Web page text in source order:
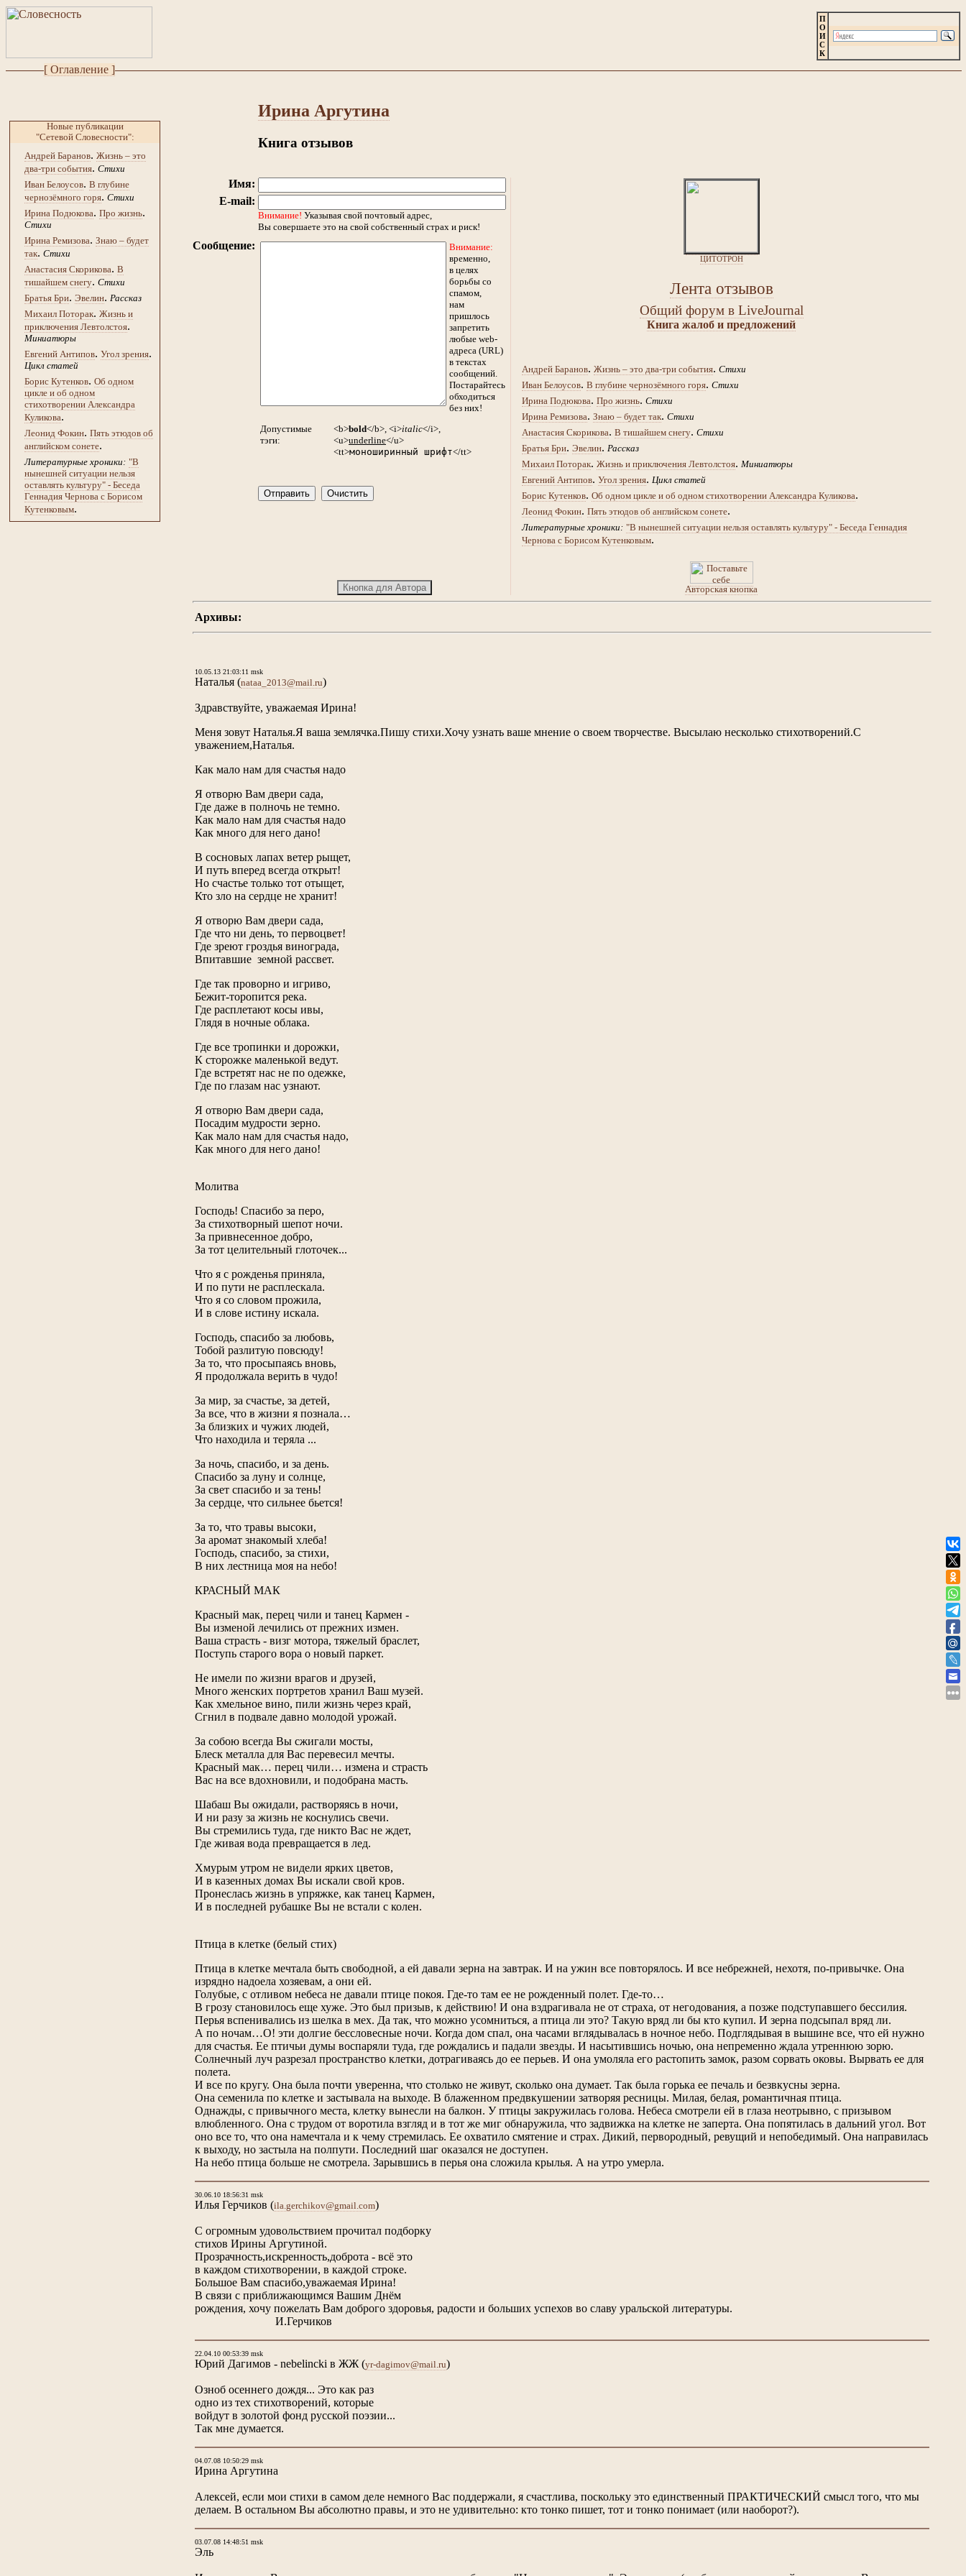
[ Оглавление ]
Новые публикации
"Сетевой Словесности":
Андрей Баранов. Жизнь – это
два-три события. Стихи
Иван Белоусов. В глубине
чернозёмного горя. Стихи
Ирина Подюкова. Про жизнь.
Стихи
Ирина Ремизова. Знаю – будет
так. Стихи
Анастасия Скорикова. В
тишайшем снегу. Стихи
Братья Бри. Эвелин. Рассказ
Михаил Поторак. Жизнь и
приключения Левтолстоя.
Миниатюры
Евгений Антипов. Угол зрения.
Цикл статей
Борис Кутенков. Об одном
цикле и об одном
стихотворении Александра
Куликова.
Леонид Фокин. Пять этюдов об
английском сонете.
Литературные хроники: "В
нынешней ситуации нельзя
оставлять культуру" - Беседа
Геннадия Чернова с Борисом
Кутенковым.
П
О
И
С
К
Ирина Аргутина
Книга отзывов
ЦИТОТРОН
Лента отзывов
Общий форум в LiveJournal
Книга жалоб и предложений
Андрей Баранов. Жизнь – это два-три события. Стихи
Иван Белоусов. В глубине чернозёмного горя. Стихи
Ирина Подюкова. Про жизнь. Стихи
Ирина Ремизова. Знаю – будет так. Стихи
Анастасия Скорикова. В тишайшем снегу. Стихи
Братья Бри. Эвелин. Рассказ
Михаил Поторак. Жизнь и приключения Левтолстоя. Миниатюры
Евгений Антипов. Угол зрения. Цикл статей
Борис Кутенков. Об одном цикле и об одном стихотворении Александра Куликова.
Леонид Фокин. Пять этюдов об английском сонете.
Литературные хроники: "В нынешней ситуации нельзя оставлять культуру" - Беседа Геннадия
Чернова с Борисом Кутенковым.
Авторская кнопка
Имя:
E-mail:
Внимание! Указывая свой почтовый адрес,
Вы совершаете это на свой собственный страх и риск!
Сообщение:
Внимание:
временно,
в целях
борьбы со
спамом,
нам
пришлось
запретить
любые web-
адреса (URL)
в текстах
сообщений.
Постарайтесь
обходиться
без них!
Допустимые
тэги:
<b>bold</b>, <i>italic</i>,
<u>underline</u>
<tt>моноширинный шрифт</tt>
Архивы:
10.05.13 21:03:11 msk
Наталья (nataa_2013@mail.ru)
Здравствуйте, уважаемая Ирина!
Меня зовут Наталья.Я ваша землячка.Пишу стихи.Хочу узнать ваше мнение о своем творчестве. Высылаю несколько стихотворений.С
уважением,Наталья.
Как мало нам для счастья надо
Я отворю Вам двери сада,
Где даже в полночь не темно.
Как мало нам для счастья надо
Как много для него дано!
В сосновых лапах ветер рыщет,
И путь вперед всегда открыт!
Но счастье только тот отыщет,
Кто зло на сердце не хранит!
Я отворю Вам двери сада,
Где что ни день, то первоцвет!
Где зреют гроздья винограда,
Впитавшие земной рассвет.
Где так проворно и игриво,
Бежит-торопится река.
Где расплетают косы ивы,
Глядя в ночные облака.
Где все тропинки и дорожки,
К сторожке маленькой ведут.
Где встретят нас не по одежке,
Где по глазам нас узнают.
Я отворю Вам двери сада,
Посадим мудрости зерно.
Как мало нам для счастья надо,
Как много для него дано!
Молитва
Господь! Спасибо за перо,
За стихотворный шепот ночи.
За привнесенное добро,
За тот целительный глоточек...
Что я с рожденья приняла,
И по пути не расплескала.
Что я со словом прожила,
И в слове истину искала.
Господь, спасибо за любовь,
Тобой разлитую повсюду!
За то, что просыпаясь вновь,
Я продолжала верить в чудо!
За мир, за счастье, за детей,
За все, что в жизни я познала…
За близких и чужих людей,
Что находила и теряла ...
За ночь, спасибо, и за день.
Спасибо за луну и солнце,
За свет спасибо и за тень!
За сердце, что сильнее бьется!
За то, что травы высоки,
За аромат знакомый хлеба!
Господь, спасибо, за стихи,
В них лестница моя на небо!
КРАСНЫЙ МАК
Красный мак, перец чили и танец Кармен -
Вы изменой лечились от прежних измен.
Ваша страсть - визг мотора, тяжелый браслет,
Поступь старого вора о новый паркет.
Не имели по жизни врагов и друзей,
Много женских портретов хранил Ваш музей.
Как хмельное вино, пили жизнь через край,
Сгнил в подвале давно молодой урожай.
За собою всегда Вы сжигали мосты,
Блеск металла для Вас перевесил мечты.
Красный мак… перец чили… измена и страсть
Вас на все вдохновили, и подобрана масть.
Шабаш Вы ожидали, растворяясь в ночи,
И ни разу за жизнь не коснулись свечи.
Вы стремились туда, где никто Вас не ждет,
Где живая вода превращается в лед.
Хмурым утром не видели ярких цветов,
И в казенных домах Вы искали свой кров.
Пронеслась жизнь в упряжке, как танец Кармен,
И в последней рубашке Вы не встали с колен.
Птица в клетке (белый стих)
Птица в клетке мечтала быть свободной, а ей давали зерна на завтрак. И на ужин все повторялось. И все небрежней, нехотя, по-привычке. Она
изрядно надоела хозяевам, а они ей.
Голубые, с отливом небеса не давали птице покоя. Где-то там ее не рожденный полет. Где-то…
В грозу становилось еще хуже. Это был призыв, к действию! И она вздрагивала не от страха, от негодования, а позже подступавшего бессилия.
Перья вспенивались из шелка в мех. Да так, что можно усомниться, а птица ли это? Такую вряд ли бы кто купил. И зерна подсыпал вряд ли.
А по ночам…О! эти долгие бессловесные ночи. Когда дом спал, она часами вглядывалась в ночное небо. Подглядывая в вышине все, что ей нужно
для счастья. Ее птичьи думы воспаряли туда, где рождались и падали звезды. И насытившись ночью, она непременно ждала утреннюю зорю.
Солнечный луч разрезал пространство клетки, дотрагиваясь до ее перьев. И она умоляла его растопить замок, разом сорвать оковы. Вырвать ее для
полета.
И все по кругу. Она была почти уверенна, что столько не живут, сколько она думает. Так была горька ее печаль и безвкусны зерна.
Она семенила по клетке и застывала на выходе. В блаженном предвкушении затворяя ресницы. Милая, белая, романтичная птица.
Однажды, с привычного места, клетку вынесли на балкон. У птицы закружилась голова. Небеса смотрели ей в глаза неотрывно, с призывом
влюбленного. Она с трудом от воротила взгляд и в тот же миг обнаружила, что задвижка на клетке не заперта. Она попятилась в дальний угол. Вот
оно все то, что она намечтала и к чему стремилась. Ее охватило смятение и страх. Дикий, первородный, ревущий и непобедимый. Она направилась
к выходу, но застыла на полпути. Последний шаг оказался не доступен.
На небо птица больше не смотрела. Зарывшись в перья она сложила крылья. А на утро умерла.
30.06.10 18:56:31 msk
Илья Герчиков (ila.gerchikov@gmail.com)
С огромным удовольствием прочитал подборку
стихов Ирины Аргутиной.
Прозрачность,искренность,доброта - всё это
в каждом стихотворении, в каждой строке.
Большое Вам спасибо,уважаемая Ирина!
В связи с приближающимся Вашим Днём
рождения, хочу пожелать Вам доброго здоровья, радости и больших успехов во славу уральской литературы.
И.Герчиков
22.04.10 00:53:39 msk
Юрий Дагимов - nebelincki в ЖЖ (yr-dagimov@mail.ru)
Озноб осеннего дождя... Это как раз
одно из тех стихотворений, которые
войдут в золотой фонд русской поэзии...
Так мне думается.
04.07.08 10:50:29 msk
Ирина Аргутина
Алексей, если мои стихи в самом деле немного Вас поддержали, я счастлива, поскольку это единственный ПРАКТИЧЕСКИЙ смысл того, что мы
делаем. В остальном Вы абсолютно правы, и это не удивительно: кто тонко пишет, тот и тонко понимает (или наоборот?).
03.07.08 14:48:51 msk
Эль